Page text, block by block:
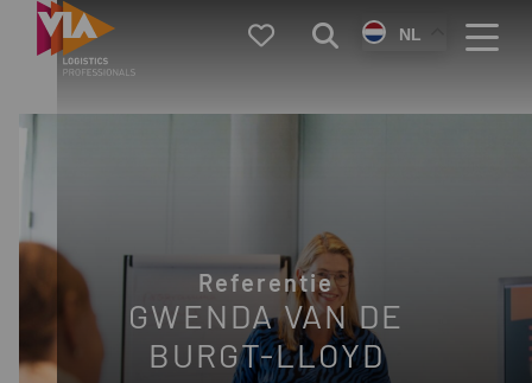
VIA
Logistics
FavorietenZoekenNL
Referentie
GWENDA VAN DE
BURGT-LLOYD